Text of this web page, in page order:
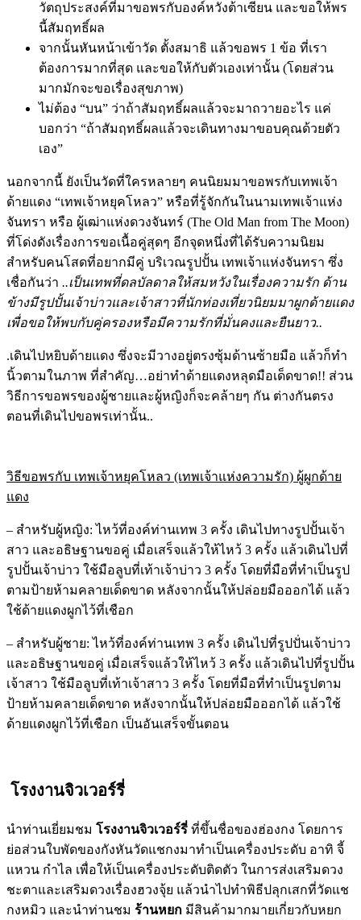
วัตถุประสงค์ที่มาขอพรกับองค์หวังต้าเซียน และขอให้พร
นี้สัมฤทธิ์ผล
จากนั้นหันหน้าเข้าวัด ตั้งสมาธิ แล้วขอพร 1 ข้อ ที่เรา
ต้องการมากที่สุด และขอให้กับตัวเองเท่านั้น (โดยส่วน
มากมักจะขอเรื่องสุขภาพ)
ไม่ต้อง “บน” ว่าถ้าสัมฤทธิ์ผลแล้วจะมาถวายอะไร แค่
บอกว่า “ถ้าสัมฤทธิ์ผลแล้วจะเดินทางมาขอบคุณด้วยตัว
เอง”
นอกจากนี้ ยังเป็นวัดที่ใครหลายๆ คนนิยมมาขอพรกับเทพเจ้า
ด้ายแดง “เทพเจ้าหยุคโหลว” หรือที่รู้จักกันในนามเทพเจ้าแห่ง
จันทรา หรือ ผู้เฒ่าแห่งดวงจันทร์ (The Old Man from The Moon)
ที่โด่งดังเรื่องการขอเนื้อคู่สุดๆ อีกจุดหนึ่งที่ได้รับความนิยม
สำหรับคนโสดที่อยากมีคู่ บริเวณรูปปั้น เทพเจ้าแห่งจันทรา ซึ่ง
เชื่อกันว่า ..เป็นเทพที่ดลบัลดาลให้สมหวังในเรื่องความรัก ด้าน
ข้างมีรูปปั้นเจ้าบ่าวและเจ้าสาวที่นักท่องเที่ยวนิยมมาผูกด้ายแดง
เพื่อขอให้พบกับคู่ครองหรือมีความรักที่มั่นคงและยืนยาว..
.เดินไปหยิบด้ายแดง ซึ่งจะมีวางอยู่ตรงซุ้มด้านซ้ายมือ แล้วก็ทำ
นิ้วตามในภาพ ที่สำคัญ…อย่าทำด้ายแดงหลุดมือเด็ดขาด!! ส่วน
วิธีการขอพรของผู้ชายและผู้หญิงก็จะคล้ายๆ กัน ต่างกันตรง
ตอนที่เดินไปขอพรเท่านั้น..
วิธีขอพรกับ เทพเจ้าหยุคโหลว (เทพเจ้าแห่งความรัก) ผู้ผูกด้าย
แดง
– สำหรับผู้หญิง: ไหว้ที่องค์ท่านเทพ 3 ครั้ง เดินไปทางรูปปั้นเจ้า
สาว และอธิษฐานขอคู่ เมื่อเสร็จแล้วให้ไหว้ 3 ครั้ง แล้วเดินไปที่
รูปปั้นเจ้าบ่าว ใช้มือลูบที่เท้าเจ้าบ่าว 3 ครั้ง โดยที่มือที่ทำเป็นรูป
ตามป้ายห้ามคลายเด็ดขาด หลังจากนั้นให้ปล่อยมือออกได้ แล้ว
ใช้ด้ายแดงผูกไว้ที่เชือก
– สำหรับผู้ชาย: ไหว้ที่องค์ท่านเทพ 3 ครั้ง เดินไปที่รูปปั่นเจ้าบ่าว
และอธิษฐานขอคู่ เมื่อเสร็จแล้วให้ไหว้ 3 ครั้ง แล้วเดินไปที่รูปปั้น
เจ้าสาว ใช้มือลูบที่เท้าเจ้าสาว 3 ครั้ง โดยที่มือที่ทำเป็นรูปตาม
ป้ายห้ามคลายเด็ดขาด หลังจากนั้นให้ปล่อยมือออกได้ แล้วใช้
ด้ายแดงผูกไว้ที่เชือก เป็นอันเสร็จขั้นตอน
โรงงานจิวเวอร์รี่
นำท่านเยี่ยมชม โรงงานจิวเวอร์รี่ ที่ขึ้นชื่อของฮ่องกง โดยการ
ย่อส่วนใบพัดของกังหันวัดแชกงมาทำเป็นเครื่องประดับ อาทิ จี้
แหวน กำไล เพื่อให้เป็นเครื่องประดับติดตัว ในการส่งเสริมดวง
ชะตาและเสริมดวงเรื่องฮวงจุ้ย แล้วนำไปทำพิธีปลุกเสกที่วัดแช
กงหมิว และนำท่านชม ร้านหยก มีสินค้ามากมายเกี่ยวกับหยก